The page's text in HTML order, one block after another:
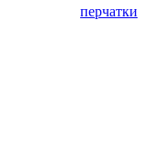
перчатки